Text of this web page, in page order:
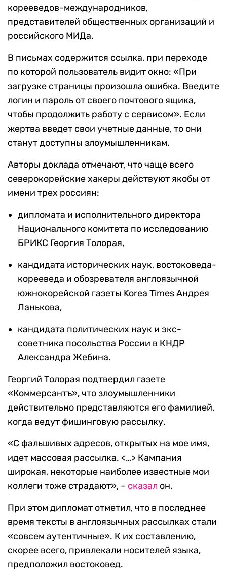
корееведов-международников,
представителей общественных организаций и
российского МИДа.
В письмах содержится ссылка, при переходе
по которой пользователь видит окно: «При
загрузке страницы произошла ошибка. Введите
логин и пароль от своего почтового ящика,
чтобы продолжить работу с сервисом». Если
жертва введет свои учетные данные, то они
станут доступны злоумышленникам.
Авторы доклада отмечают, что чаще всего
северокорейские хакеры действуют якобы от
имени трех россиян:
дипломата и исполнительного директора
Национального комитета по исследованию
БРИКС Георгия Толорая,
кандидата исторических наук, востоковеда-
корееведа и обозревателя англоязычной
южнокорейской газеты Korea Times Андрея
Ланькова,
кандидата политических наук и экс-
советника посольства России в КНДР
Александра Жебина.
Георгий Толорая подтвердил газете
«Коммерсантъ», что злоумышленники
действительно представляются его фамилией,
когда ведут фишинговую рассылку.
«С фальшивых адресов, открытых на мое имя,
идет массовая рассылка. <…> Кампания
широкая, некоторые наиболее известные мои
коллеги тоже страдают», – сказал он.
При этом дипломат отметил, что в последнее
время тексты в англоязычных рассылках стали
«совсем аутентичные». К их составлению,
скорее всего, привлекали носителей языка,
предположил востоковед.